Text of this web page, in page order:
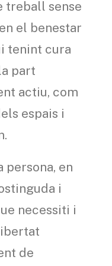
treball sense
el benestar
tenint cura
part
actiu, com
espais i
persona, en
i
necessiti i
de